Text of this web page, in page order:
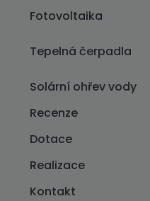
Fotovoltaika
Tepelná čerpadla
Solární ohřev vody
Recenze
Dotace
Realizace
Kontakt